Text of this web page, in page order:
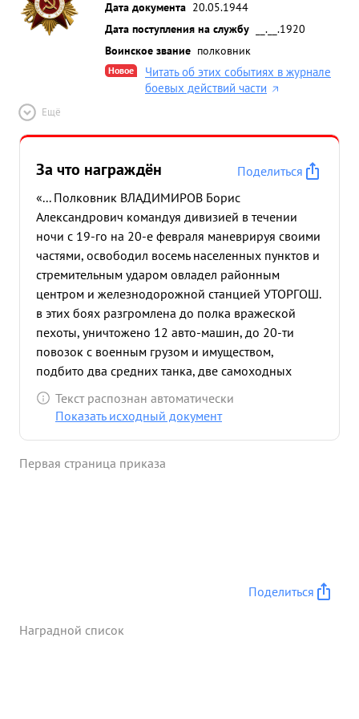
противника отбивая все контратаки, прочно
закрепившись на занятых рубежах. ...»
Дата документа 20.05.1944
Дата поступления на службу
__.__.1920
Воинское звание полковник
Новое
Читать об этих событиях в журнале
боевых действий части
Ещё
За что награждён
Поделиться
«... Полковник ВЛАДИМИРОВ Борис
Александрович командуя дивизией в течении
ночи с 19-го на 20-е февраля маневрируя своими
частями, освободил восемь населенных пунктов и
стремительным ударом овладел районным
центром и железнодорожной станцией УТОРГОШ.
в этих боях разгромлена до полка вражеской
пехоты, уничтожено 12 авто-машин, до 20-ти
повозок с военным грузом и имуществом,
подбито два средних танка, две самоходных
пушки "Фердинанд". После овладения районным
центром УТОРГОШ дивизия под командова нием
Текст распознан автоматически
Показать исходный документ
Первая страница приказа
Поделиться
Наградной список